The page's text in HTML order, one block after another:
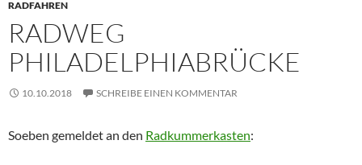
RADFAHREN
RADWEG
PHILADELPHIABRÜCKE
10.10.2018 SCHREIBE EINEN KOMMENTAR
Soeben gemeldet an den Radkummerkasten: